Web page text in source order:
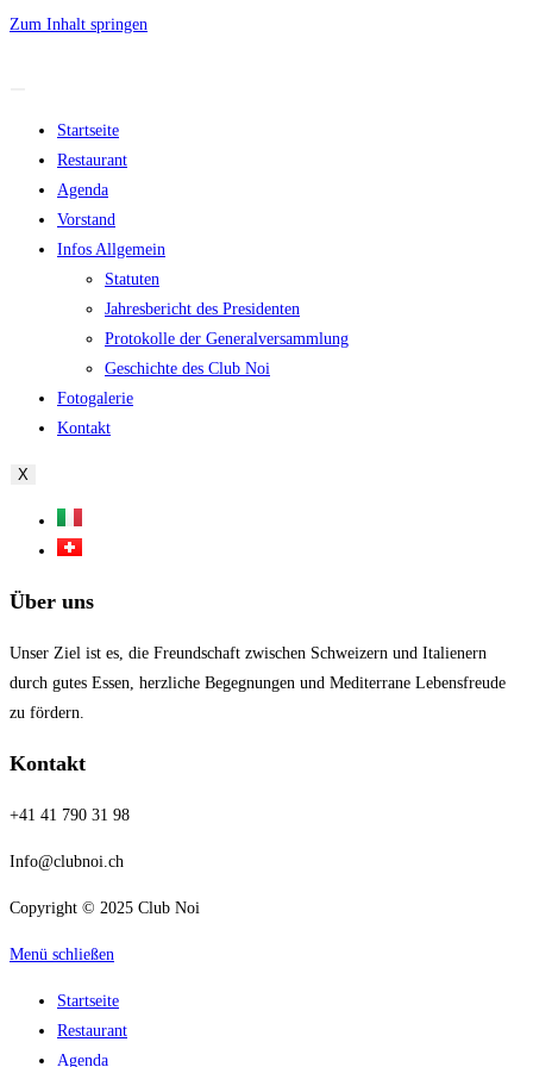
Zum Inhalt springen
Startseite
Restaurant
Agenda
Vorstand
Infos Allgemein
Statuten
Jahresbericht des Presidenten
Protokolle der Generalversammlung
Geschichte des Club Noi
Fotogalerie
Kontakt
X
Über uns
Unser Ziel ist es, die Freundschaft zwischen Schweizern und Italienern
durch gutes Essen, herzliche Begegnungen und Mediterrane Lebensfreude
zu fördern.
Kontakt
+41 41 790 31 98
Info@clubnoi.ch
Copyright © 2025 Club Noi
Menü schließen
Startseite
Restaurant
Agenda